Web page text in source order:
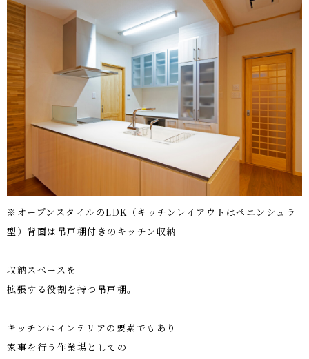
※オープンスタイルのLDK（キッチンレイアウトはペニンシュラ
型）背面は吊戸棚付きのキッチン収納
収納スペースを
拡張する役割を持つ吊戸棚。
キッチンはインテリアの要素でもあり
家事を行う作業場としての